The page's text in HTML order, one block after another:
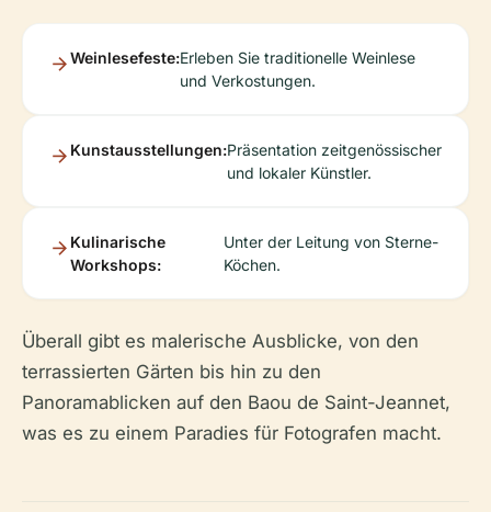
Weinlesefeste:Erleben Sie traditionelle Weinlese
und Verkostungen.
Kunstausstellungen:Präsentation zeitgenössischer
und lokaler Künstler.
Kulinarische
Workshops:
Unter der Leitung von Sterne-
Köchen.
Überall gibt es malerische Ausblicke, von den
terrassierten Gärten bis hin zu den
Panoramablicken auf den Baou de Saint-Jeannet,
was es zu einem Paradies für Fotografen macht.